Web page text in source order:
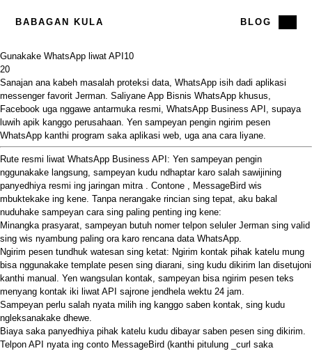
BABAGAN KULA BLOG
Gunakake WhatsApp liwat API10
20
Sanajan ana kabeh masalah proteksi data, WhatsApp isih dadi aplikasi
messenger favorit Jerman. Saliyane App Bisnis WhatsApp khusus,
Facebook uga nggawe antarmuka resmi, WhatsApp Business API, supaya
luwih apik kanggo perusahaan. Yen sampeyan pengin ngirim pesen
WhatsApp kanthi program saka aplikasi web, uga ana cara liyane.
Rute resmi liwat WhatsApp Business API: Yen sampeyan pengin
nggunakake langsung, sampeyan kudu ndhaptar karo salah sawijining
panyedhiya resmi ing jaringan mitra Contone MessageBird wis
mbuktekake ing kene. Tanpa nerangake rincian sing tepat, aku bakal
nuduhake sampeyan cara sing paling penting ing kene:
Minangka prasyarat, sampeyan butuh nomer telpon seluler Jerman sing valid
sing wis nyambung paling ora karo rencana data WhatsApp.
Ngirim pesen tundhuk watesan sing ketat: Ngirim kontak pihak katelu mung
bisa nggunakake template pesen sing diarani, sing kudu dikirim lan disetujoni
kanthi manual. Yen wangsulan kontak, sampeyan bisa ngirim pesen teks
menyang kontak iki liwat API sajrone jendhela wektu 24 jam.
Sampeyan perlu salah nyata milih ing kanggo saben kontak, sing kudu
ngleksanakake dhewe.
Biaya saka panyedhiya pihak katelu kudu dibayar saben pesen sing dikirim.
Telpon API nyata ing conto MessageBird (kanthi pitulung _curl saka